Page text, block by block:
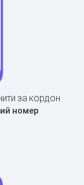
за кордон
номер